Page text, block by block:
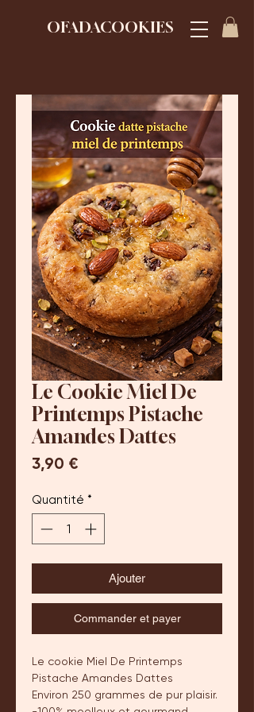
OFADACOOKIES
Le Cookie Miel De
Printemps Pistache
Amandes Dattes
3,90 €
Quantité *
Ajouter
Commander et payer
Le cookie Miel De Printemps
Pistache Amandes Dattes
Environ 250 grammes de pur plaisir.